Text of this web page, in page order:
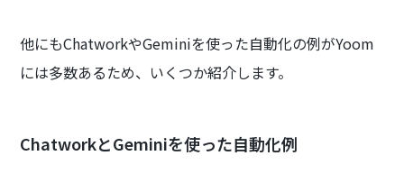
他にもChatworkやGeminiを使った自動化の例がYoom
には多数あるため、いくつか紹介します。
ChatworkとGeminiを使った自動化例